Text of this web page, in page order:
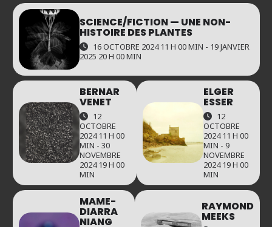
SCIENCE/FICTION — UNE NON-
HISTOIRE DES PLANTES
16 OCTOBRE 2024 11 H 00 MIN - 19 JANVIER
2025 20 H 00 MIN
BERNAR
VENET
12
OCTOBRE
2024 11 H 00
MIN - 30
NOVEMBRE
2024 19 H 00
MIN
ELGER
ESSER
12
OCTOBRE
2024 11 H 00
MIN - 9
NOVEMBRE
2024 19 H 00
MIN
MAME-
DIARRA
NIANG
RAYMOND
MEEKS